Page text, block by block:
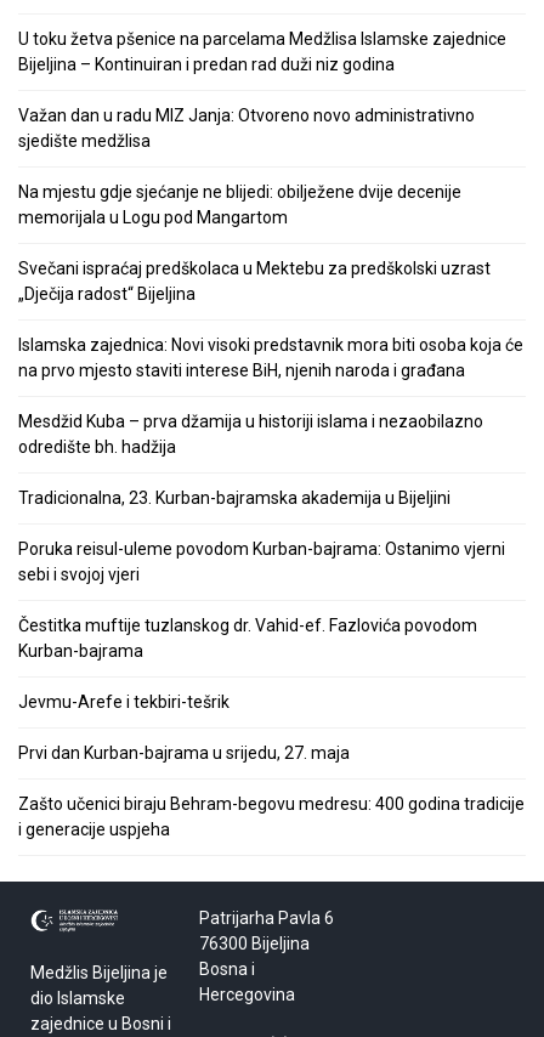
U toku žetva pšenice na parcelama Medžlisa Islamske zajednice
Bijeljina – Kontinuiran i predan rad duži niz godina
Važan dan u radu MIZ Janja: Otvoreno novo administrativno
sjedište medžlisa
Na mjestu gdje sjećanje ne blijedi: obilježene dvije decenije
memorijala u Logu pod Mangartom
Svečani ispraćaj predškolaca u Mektebu za predškolski uzrast
„Dječija radost“ Bijeljina
Islamska zajednica: Novi visoki predstavnik mora biti osoba koja će
na prvo mjesto staviti interese BiH, njenih naroda i građana
Mesdžid Kuba – prva džamija u historiji islama i nezaobilazno
odredište bh. hadžija
Tradicionalna, 23. Kurban-bajramska akademija u Bijeljini
Poruka reisul-uleme povodom Kurban-bajrama: Ostanimo vjerni
sebi i svojoj vjeri
Čestitka muftije tuzlanskog dr. Vahid-ef. Fazlovića povodom
Kurban-bajrama
Jevmu-Arefe i tekbiri-tešrik
Prvi dan Kurban-bajrama u srijedu, 27. maja
Zašto učenici biraju Behram-begovu medresu: 400 godina tradicije
i generacije uspjeha
Medžlis Bijeljina je
dio Islamske
zajednice u Bosni i
Patrijarha Pavla 6
76300 Bijeljina
Bosna i
Hercegovina